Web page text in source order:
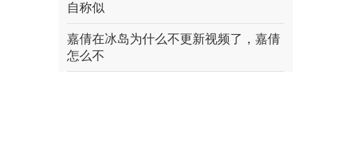
自称似
嘉倩在冰岛为什么不更新视频了，嘉倩
怎么不